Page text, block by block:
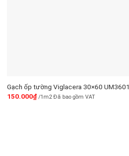
Gạch ốp tường Viglacera 30×60 UM3601
150.000₫/1m2 Đã bao gồm VAT